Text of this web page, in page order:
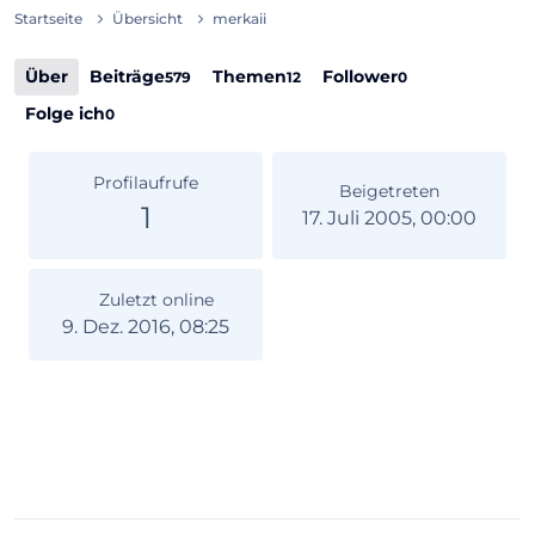
Startseite Übersicht merkaii
Über Beiträge579 Themen12 Follower0
Folge ich0
Profilaufrufe
1
Beigetreten
17. Juli 2005, 00:00
Zuletzt online
9. Dez. 2016, 08:25